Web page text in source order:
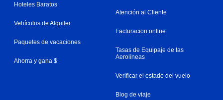
Hoteles Baratos
Vehículos de Alquiler
Paquetes de vacaciones
Ahorra y gana $
Atención al Cliente
Facturacion online
Tasas de Equipaje de las
Aerolíneas
Verificar el estado del vuelo
Blog de viaje